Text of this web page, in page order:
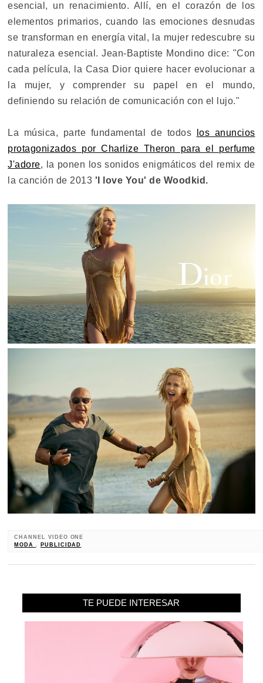
esencial, un renacimiento. Allí, en el corazón de los
elementos primarios, cuando las emociones desnudas
se transforman en energía vital, la mujer redescubre su
naturaleza esencial. Jean-Baptiste Mondino dice: "Con
cada película, la Casa Dior quiere hacer evolucionar a
la mujer, y comprender su papel en el mundo,
definiendo su relación de comunicación con el lujo."
La música, parte fundamental de todos
los anuncios
protagonizados por Charlize Theron para el perfume
J'adore, la ponen los sonidos enigmáticos del remix de
la canción de 2013 'I love You' de Woodkid.
CHANNEL VIDEO ONE
MODA, PUBLICIDAD
TE PUEDE INTERESAR